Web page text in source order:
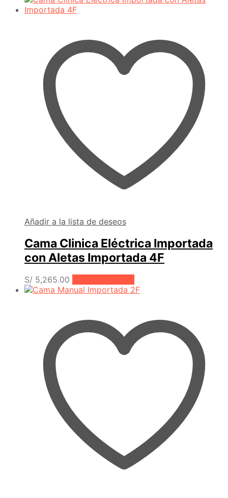
Añadir a la lista de deseos
Cama Clinica Eléctrica Importada
con Aletas Importada 4F
S/ 5,265.00